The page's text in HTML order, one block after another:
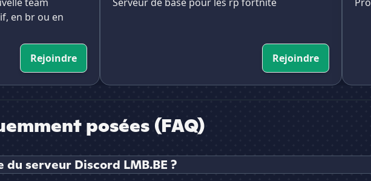
en br ou en
Rejoindre
Rejoindre
posées (FAQ)
serveur Discord LMB.BE ?